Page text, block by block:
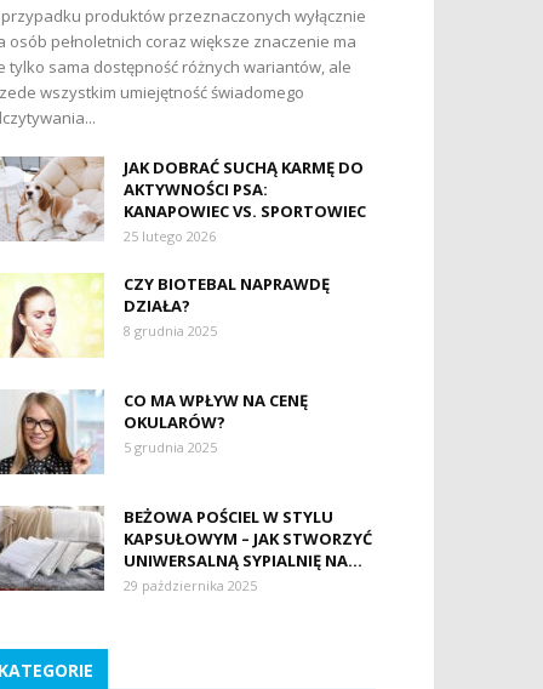
produktów przeznaczonych wyłącznie
osób pełnoletnich coraz większe znaczenie ma
tylko sama dostępność różnych wariantów, ale
wszystkim umiejętność świadomego
JAK DOBRAĆ SUCHĄ KARMĘ DO
AKTYWNOŚCI PSA:
KANAPOWIEC VS. SPORTOWIEC
25 lutego 2026
CZY BIOTEBAL NAPRAWDĘ
DZIAŁA?
8 grudnia 2025
CO MA WPŁYW NA CENĘ
OKULARÓW?
5 grudnia 2025
BEŻOWA POŚCIEL W STYLU
KAPSUŁOWYM – JAK STWORZYĆ
UNIWERSALNĄ SYPIALNIĘ NA...
29 października 2025
KATEGORIE